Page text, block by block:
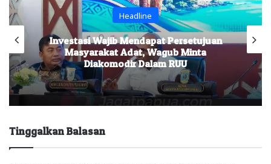
Headline
Investasi Wajib Mendapat Persetujuan
Masyarakat Adat, Wagub Minta
Diakomodir Dalam RUU
Tinggalkan Balasan